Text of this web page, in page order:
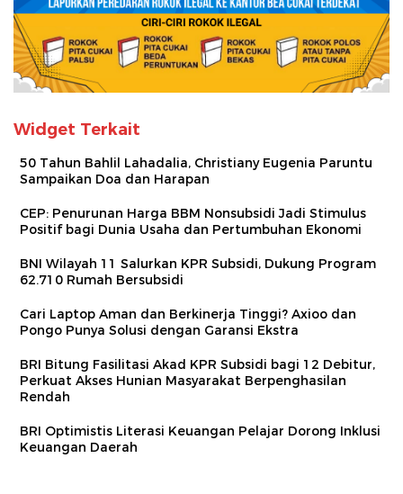
Widget Terkait
50 Tahun Bahlil Lahadalia, Christiany Eugenia Paruntu
Sampaikan Doa dan Harapan
CEP: Penurunan Harga BBM Nonsubsidi Jadi Stimulus
Positif bagi Dunia Usaha dan Pertumbuhan Ekonomi
BNI Wilayah 11 Salurkan KPR Subsidi, Dukung Program
62.710 Rumah Bersubsidi
Cari Laptop Aman dan Berkinerja Tinggi? Axioo dan
Pongo Punya Solusi dengan Garansi Ekstra
BRI Bitung Fasilitasi Akad KPR Subsidi bagi 12 Debitur,
Perkuat Akses Hunian Masyarakat Berpenghasilan
Rendah
BRI Optimistis Literasi Keuangan Pelajar Dorong Inklusi
Keuangan Daerah